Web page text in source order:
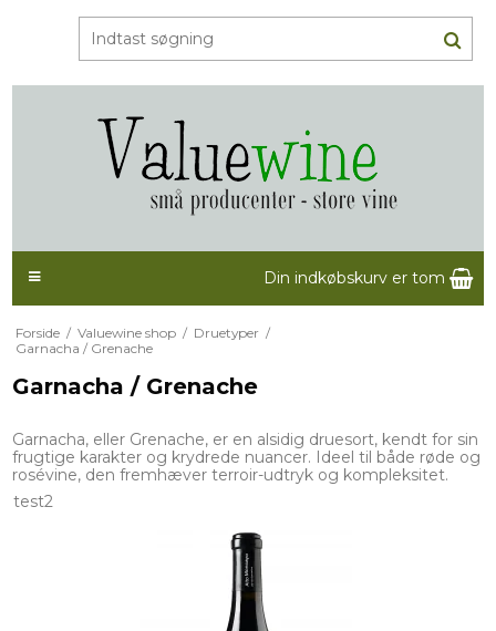
Din indkøbskurv er tom
Forside / Valuewine shop / Druetyper /
Garnacha / Grenache
Garnacha / Grenache
Garnacha, eller Grenache, er en alsidig druesort, kendt for sin
frugtige karakter og krydrede nuancer. Ideel til både røde og
rosévine, den fremhæver terroir-udtryk og kompleksitet.
test2